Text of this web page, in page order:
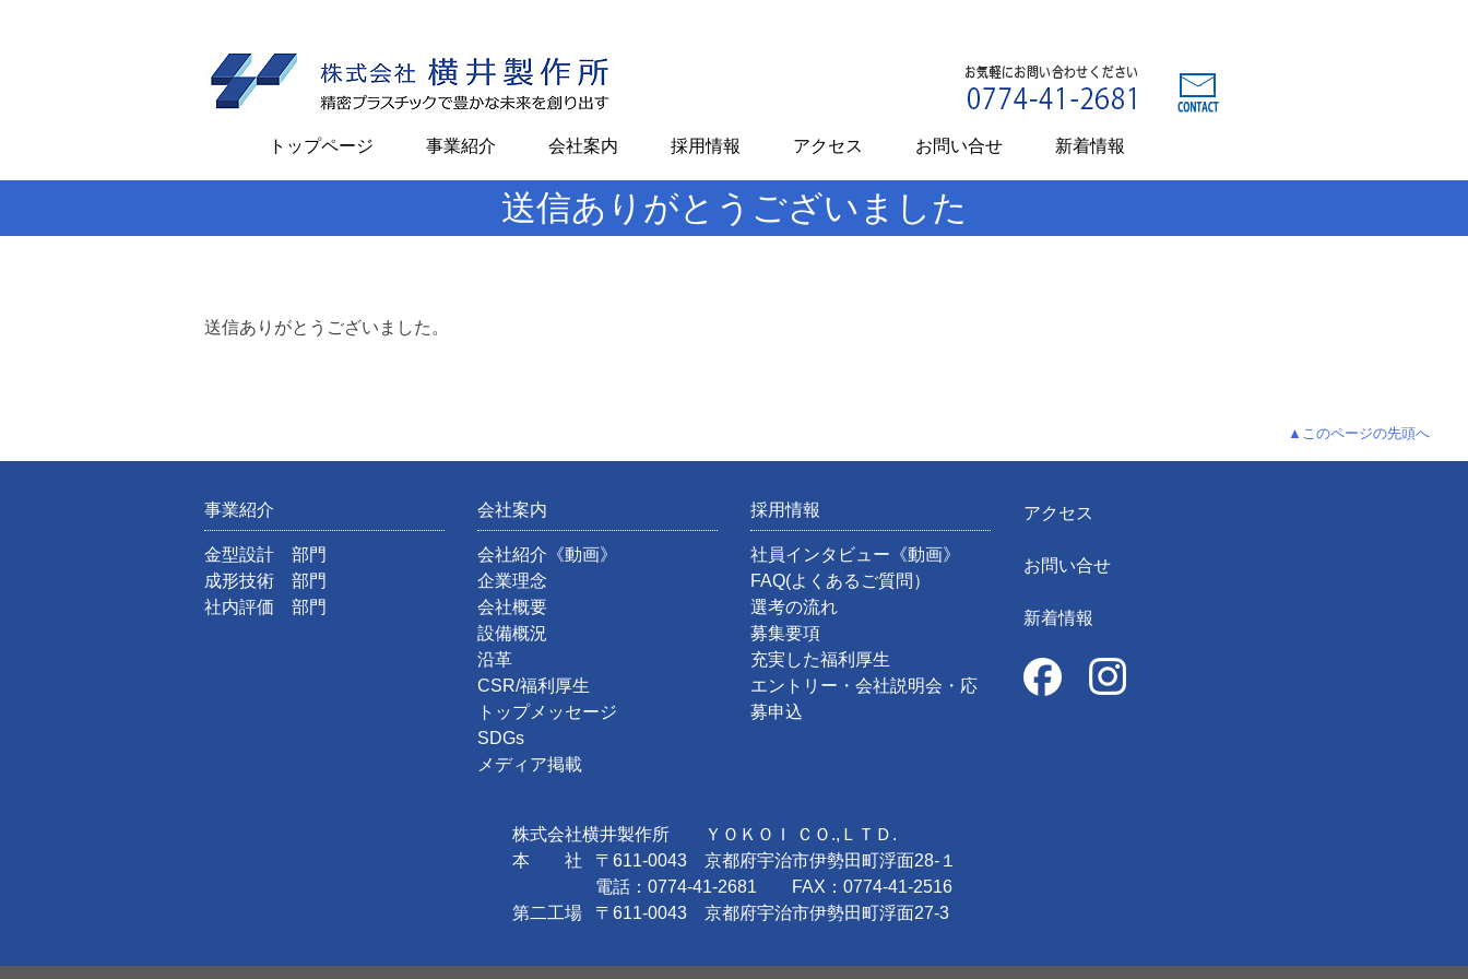
トップページ 事業紹介 会社案内 採用情報 アクセス お問い合せ 新着情報
送信ありがとうございました
送信ありがとうございました。
▲このページの先頭へ
事業紹介
金型設計 部門
成形技術 部門
社内評価 部門
会社案内
会社紹介《動画》
企業理念
会社概要
設備概況
沿革
CSR/福利厚生
トップメッセージ
SDGs
メディア掲載
採用情報
社員インタビュー《動画》
FAQ(よくあるご質問）
選考の流れ
募集要項
充実した福利厚生
エントリー・会社説明会・応
募申込
アクセス
お問い合せ
新着情報
株式会社横井製作所 ＹＯＫＯＩ ＣＯ.,ＬＴＤ.
本 社
〒611-0043 京都府宇治市伊勢田町浮面28-１
電話：0774-41-2681 FAX：0774-41-2516
第二工場
〒611-0043 京都府宇治市伊勢田町浮面27-3